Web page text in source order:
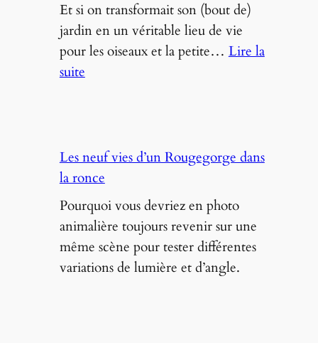
Et si on transformait son (bout de)
jardin en un véritable lieu de vie
pour les oiseaux et la petite… Lire la
suite:
nature
au
ou
comment
photographier
les
Les neuf vies d’un Rougegorge dans
la ronce
Pourquoi vous devriez en photo
animalière toujours revenir sur une
même scène pour tester différentes
variations de lumière et d’angle.